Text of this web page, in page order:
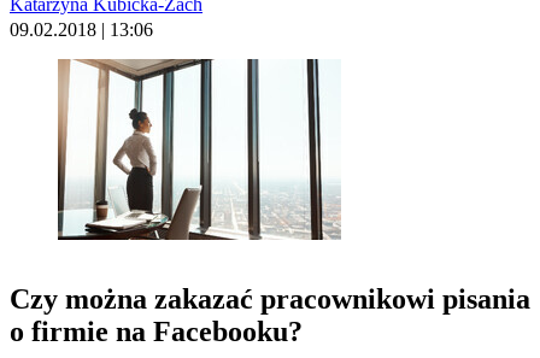
09.02.2018 | 13:06
Czy można zakazać pracownikowi pisania
o firmie na Facebooku?